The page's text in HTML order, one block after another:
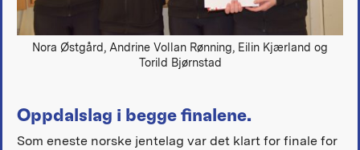
Nora Østgård, Andrine Vollan Rønning, Eilin Kjærland og
Torild Bjørnstad
Oppdalslag i begge finalene.
Som eneste norske jentelag var det klart for finale for